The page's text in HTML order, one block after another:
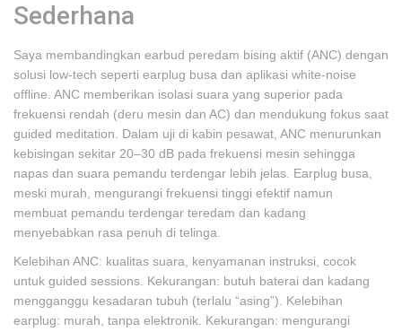
Sederhana
Saya membandingkan earbud peredam bising aktif (ANC) dengan
solusi low-tech seperti earplug busa dan aplikasi white-noise
offline. ANC memberikan isolasi suara yang superior pada
frekuensi rendah (deru mesin dan AC) dan mendukung fokus saat
guided meditation. Dalam uji di kabin pesawat, ANC menurunkan
kebisingan sekitar 20–30 dB pada frekuensi mesin sehingga
napas dan suara pemandu terdengar lebih jelas. Earplug busa,
meski murah, mengurangi frekuensi tinggi efektif namun
membuat pemandu terdengar teredam dan kadang
menyebabkan rasa penuh di telinga.
Kelebihan ANC: kualitas suara, kenyamanan instruksi, cocok
untuk guided sessions. Kekurangan: butuh baterai dan kadang
mengganggu kesadaran tubuh (terlalu “asing”). Kelebihan
earplug: murah, tanpa elektronik. Kekurangan: mengurangi